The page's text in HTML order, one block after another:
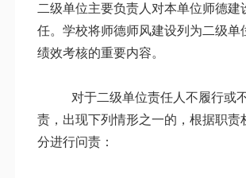
二级单位主要负责人对本单位师德建
任。学校将师德师风建设列为二级单
绩效考核的重要内容。
对于二级单位责任人不履行或
责，出现下列情形之一的，根据职责
分进行问责：